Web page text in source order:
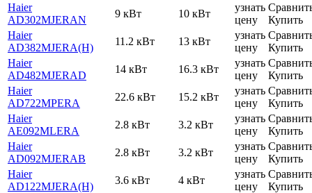
Haier
AD302MJERAN
9 кВт 10 кВт
узнать
цену
Купить
Haier
AD382MJERA(H)
11.2 кВт 13 кВт
узнать
цену
Купить
Haier
AD482MJERAD
14 кВт 16.3 кВт
узнать
цену
Купить
Haier
AD722MPERA
22.6 кВт 15.2 кВт
узнать
цену
Купить
Haier
AE092MLERA
2.8 кВт 3.2 кВт
узнать
цену
Купить
Haier
AD092MJERAB
2.8 кВт 3.2 кВт
узнать
цену
Купить
Haier
AD122MJERA(H)
3.6 кВт 4 кВт
узнать
цену
Купить